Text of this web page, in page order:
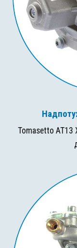
Tomasetto AT13